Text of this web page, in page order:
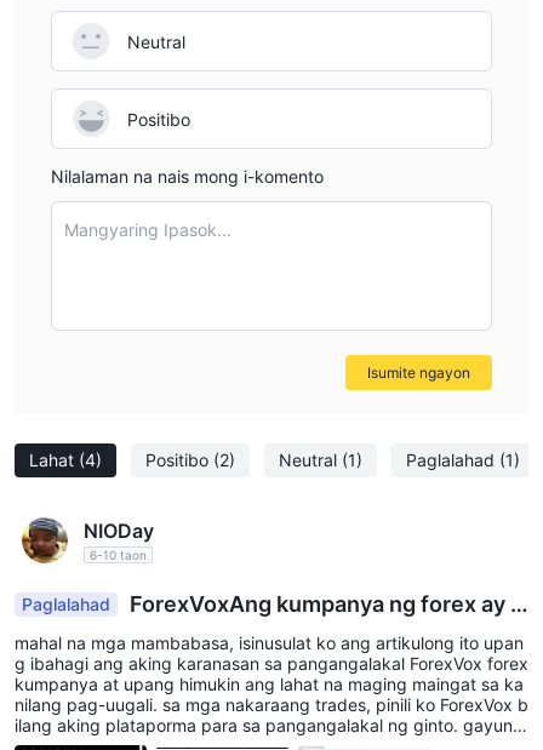
Lahat (4) Positibo (2) Neutral (1) Paglalahad (1)
NIODay
6-10 taon
Paglalahad
ForexVoxAng kumpanya ng forex ay k
ontrobersyal, dahil ang mga account ng custome
r ay nakakaranas ng mga pagbabawas ng kita at
mga isyu sa pag-login.
mahal na mga mambabasa, isinusulat ko ang artikulong ito upan
g ibahagi ang aking karanasan sa pangangalakal ForexVox forex
kumpanya at upang himukin ang lahat na maging maingat sa ka
nilang pag-uugali. sa mga nakaraang trades, pinili ko ForexVox b
ilang aking plataporma para sa pangangalakal ng ginto. gayunp
aman, kailangan kong ihayag sa iyo na nakatagpo ako ng mga s
Neutral
Positibo
Nilalaman na nais mong i-komento
Mangyaring Ipasok...
Isumite ngayon